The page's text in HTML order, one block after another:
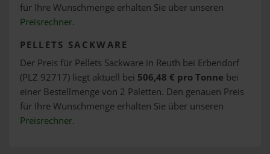
für Ihre Wunschmenge erhalten Sie über unseren
Preisrechner.
PELLETS SACKWARE
Der Preis für Pellets Sackware in Reuth bei Erbendorf
(PLZ 92717) liegt aktuell bei 506,48 € pro Tonne bei
einer Bestellmenge von 2 Paletten. Den genauen Preis
für Ihre Wunschmenge erhalten Sie über unseren
Preisrechner.